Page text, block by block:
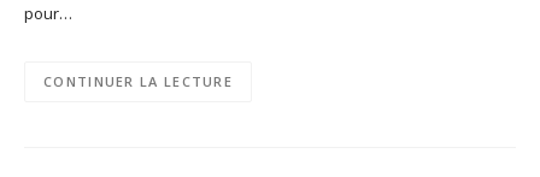
pour…
CONTINUER LA LECTURE